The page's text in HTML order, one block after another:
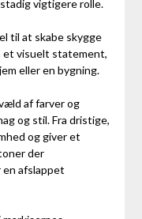
vigtigere rolle.
til at skabe skygge
et visuelt statement,
eller en bygning.
af farver og
og stil. Fra dristige,
og giver et
der
en afslappet